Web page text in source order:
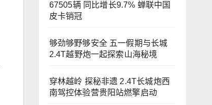
67505辆 同比增长9.7% 蝉联中国
皮卡销冠
够劲够野够安全 五一假期与长城
2.4T越野炮一起探索山海秘境
穿林越岭 探秘非遗 2.4T长城炮西
南驾控体验营贵阳站燃擎启动